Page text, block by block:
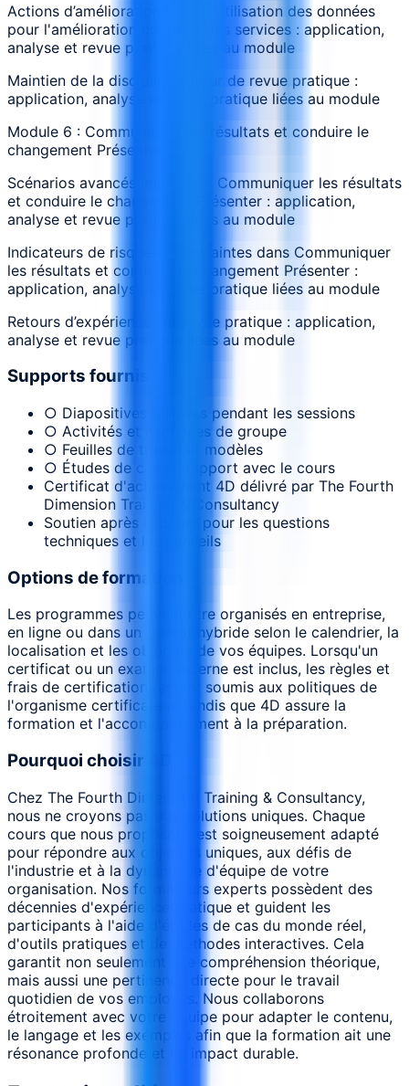
Actions d’amélioration liées à Utilisation des données
pour l'amélioration continue des services : application,
analyse et revue pratique liées au module
Maintien de la discipline autour de revue pratique :
application, analyse et revue pratique liées au module
Module 6 : Communiquer les résultats et conduire le
changement Présenter
Scénarios avancés impliquant Communiquer les résultats
et conduire le changement Présenter : application,
analyse et revue pratique liées au module
Indicateurs de risque et contraintes dans Communiquer
les résultats et conduire le changement Présenter :
application, analyse et revue pratique liées au module
Retours d’expérience sur revue pratique : application,
analyse et revue pratique liées au module
Supports fournis
○ Diapositives utilisées pendant les sessions
○ Activités et exercices de groupe
○ Feuilles de travail et modèles
○ Études de cas en rapport avec le cours
Certificat d'achèvement 4D délivré par The Fourth
Dimension Training & Consultancy
Soutien après le cours pour les questions
techniques et les conseils
Options de formation
Les programmes peuvent être organisés en entreprise,
en ligne ou dans un format hybride selon le calendrier, la
localisation et les objectifs de vos équipes. Lorsqu'un
certificat ou un examen externe est inclus, les règles et
frais de certification restent soumis aux politiques de
l'organisme certificateur, tandis que 4D assure la
formation et l'accompagnement à la préparation.
Pourquoi choisir 4D
Chez The Fourth Dimension Training & Consultancy,
nous ne croyons pas aux solutions uniques. Chaque
cours que nous proposons est soigneusement adapté
pour répondre aux objectifs uniques, aux défis de
l'industrie et à la dynamique d'équipe de votre
organisation. Nos formateurs experts possèdent des
décennies d'expérience pratique et guident les
participants à l'aide d'études de cas du monde réel,
d'outils pratiques et de méthodes interactives. Cela
garantit non seulement une compréhension théorique,
mais aussi une pertinence directe pour le travail
quotidien de vos employés. Nous collaborons
étroitement avec votre équipe pour adapter le contenu,
le langage et les exemples afin que la formation ait une
résonance profonde et un impact durable.